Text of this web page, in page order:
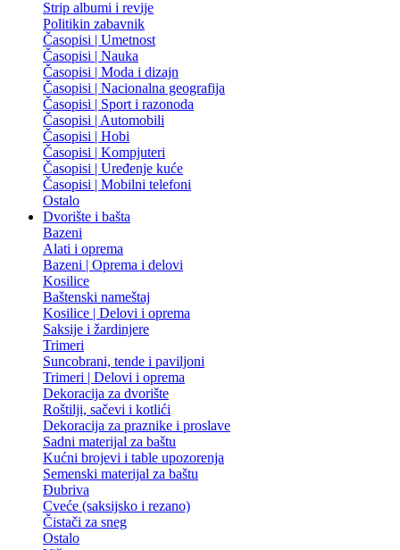
Strip albumi i revije
Politikin zabavnik
Časopisi | Umetnost
Časopisi | Nauka
Časopisi | Moda i dizajn
Časopisi | Nacionalna geografija
Časopisi | Sport i razonoda
Časopisi | Automobili
Časopisi | Hobi
Časopisi | Kompjuteri
Časopisi | Uređenje kuće
Časopisi | Mobilni telefoni
Ostalo
Dvorište i bašta
Bazeni
Alati i oprema
Bazeni | Oprema i delovi
Kosilice
Baštenski nameštaj
Kosilice | Delovi i oprema
Saksije i žardinjere
Trimeri
Suncobrani, tende i paviljoni
Trimeri | Delovi i oprema
Dekoracija za dvorište
Roštilji, sačevi i kotlići
Dekoracija za praznike i proslave
Sadni materijal za baštu
Kućni brojevi i table upozorenja
Semenski materijal za baštu
Đubriva
Cveće (saksijsko i rezano)
Čistači za sneg
Ostalo